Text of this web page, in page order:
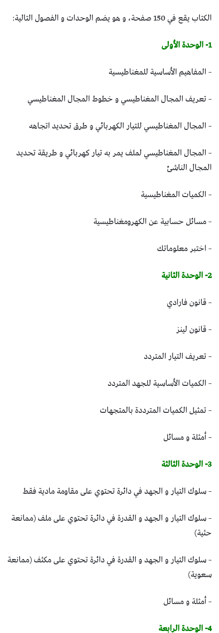
الكتاب يقع في 150 صفحة، و هو يضم الوحدات و الفصول التالية:
1- الوحدة الأولى
– المفاهيم الأساسية للمغناطيسية
– تعريف المجال المغناطيسي و خطوط المجال المغناطيسي
– المجال المغناطيسي للتيار الكهربائي و طرق تحديد اتجاهه
– المجال المغناطيسي لملف يمر به تيار كهربائي و طريقة تحديد
المجال الناشئ
– الكميات المغناطيسية
– مسائل حسابية عن الكهرومغناطيسية
– اختبر معلوماتك
2- الوحدة الثانية
– قانون فارادي
– قانون لينز
– تعريف التيار المتردد
– الكميات الأساسية للجهد المتردد
– تمثيل الكميات المترددة بالمتجهات
– أمثلة و مسائل
3- الوحدة الثالثة
– سلوك التيار و الجهد في دائرة تحتوي على مقاومة مادية فقط
– سلوك التيار و الجهد و القدرة في دائرة تحتوي على ملف (ممانعة
حثية)
– سلوك التيار و الجهد و القدرة في دائرة تحتوي على مكثف (ممانعة
سعوية)
– أمثلة و مسائل
4- الوحدة الرابعة